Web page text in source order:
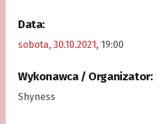
Data:
sobota, 30.10.2021, 19:00
Wykonawca / Organizator:
Shyness